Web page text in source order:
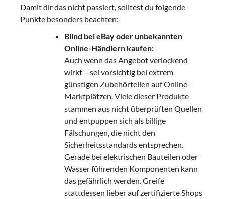
Damit dir das nicht passiert, solltest du folgende
Punkte besonders beachten:
Blind bei eBay oder unbekannten
Online-Händlern kaufen:
Auch wenn das Angebot verlockend
wirkt – sei vorsichtig bei extrem
günstigen Zubehörteilen auf Online-
Marktplätzen. Viele dieser Produkte
stammen aus nicht überprüften Quellen
und entpuppen sich als billige
Fälschungen, die nicht den
Sicherheitsstandards entsprechen.
Gerade bei elektrischen Bauteilen oder
Wasser führenden Komponenten kann
das gefährlich werden. Greife
stattdessen lieber auf zertifizierte Shops